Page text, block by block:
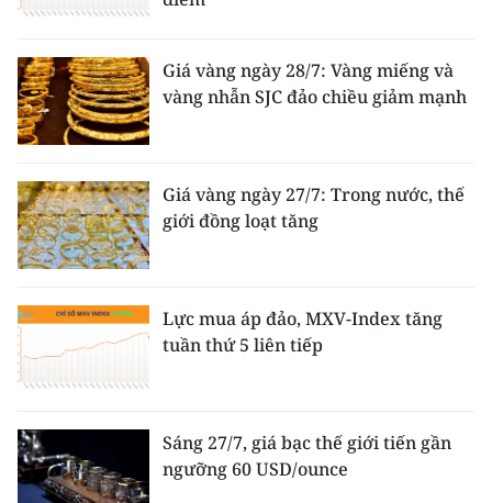
Giá vàng ngày 28/7: Vàng miếng và
vàng nhẫn SJC đảo chiều giảm mạnh
Giá vàng ngày 27/7: Trong nước, thế
giới đồng loạt tăng
Lực mua áp đảo, MXV-Index tăng
tuần thứ 5 liên tiếp
Sáng 27/7, giá bạc thế giới tiến gần
ngưỡng 60 USD/ounce